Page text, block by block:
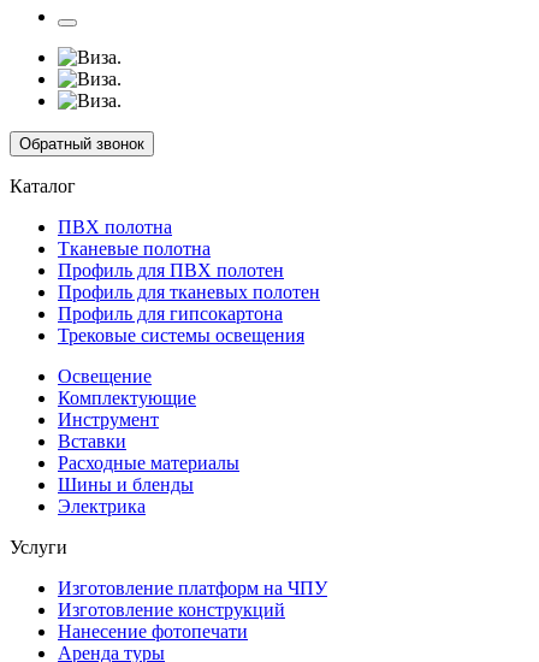
Обратный звонок
Каталог
ПВХ полотна
Тканевые полотна
Профиль для ПВХ полотен
Профиль для тканевых полотен
Профиль для гипсокартона
Трековые системы освещения
Освещение
Комплектующие
Инструмент
Вставки
Расходные материалы
Шины и бленды
Электрика
Услуги
Изготовление платформ на ЧПУ
Изготовление конструкций
Нанесение фотопечати
Аренда туры